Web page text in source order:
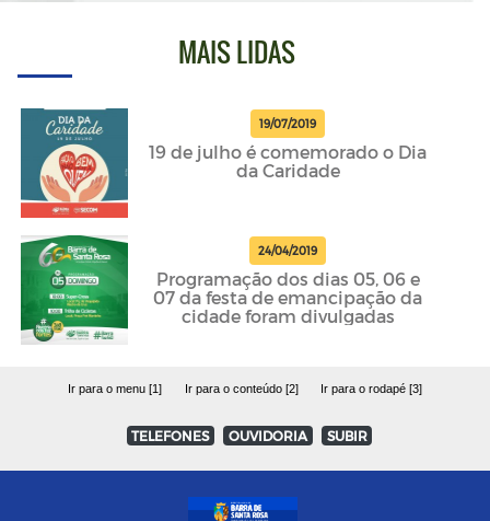
MAIS LIDAS
19/07/2019
19 de julho é comemorado o Dia
da Caridade
24/04/2019
Programação dos dias 05, 06 e
07 da festa de emancipação da
cidade foram divulgadas
Ir para o menu [1] Ir para o conteúdo [2] Ir para o rodapé [3]
TELEFONES OUVIDORIA SUBIR